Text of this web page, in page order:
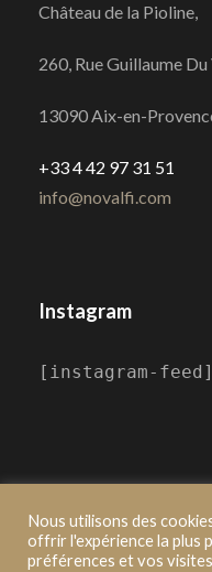
Château de la Pioline,
260, Rue Guillaume Du
13090 Aix-en-
+33 4 42 97 31 51
info@novalfi.com
Instagram
[instagram-feed]
Nous utilisons des
offrir l'expérience la plus
préférences et vos